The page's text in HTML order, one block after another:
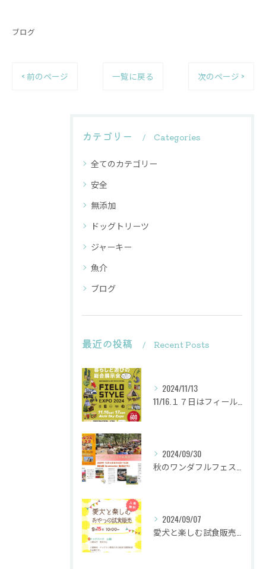
ブログ
< 前のページ 一覧に戻る 次のページ >
カテゴリー Categories
全てのカテゴリー
安全
無添加
ドッグトリーツ
ジャーキー
魚介
ブログ
最近の投稿 Recent Posts
2024/11/13
2024/09/30
2024/09/07